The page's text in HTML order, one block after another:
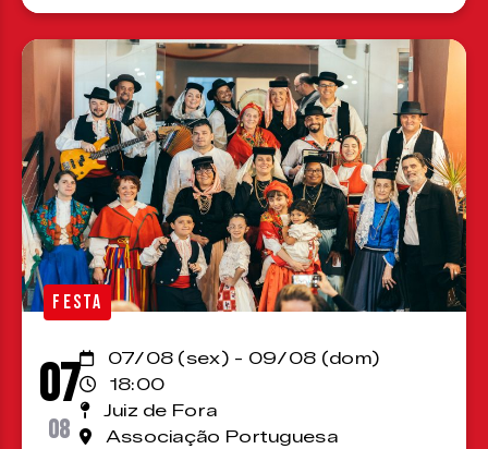
FESTA
07
08
07/08 (sex) - 09/08 (dom)
18:00
Juiz de Fora
Associação Portuguesa